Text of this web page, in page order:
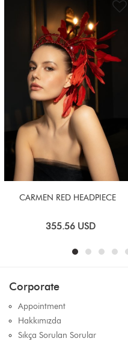
CARMEN RED HEADPIECE
355.56USD
Corporate
Appointment
Hakkımızda
Sıkça Sorulan Sorular